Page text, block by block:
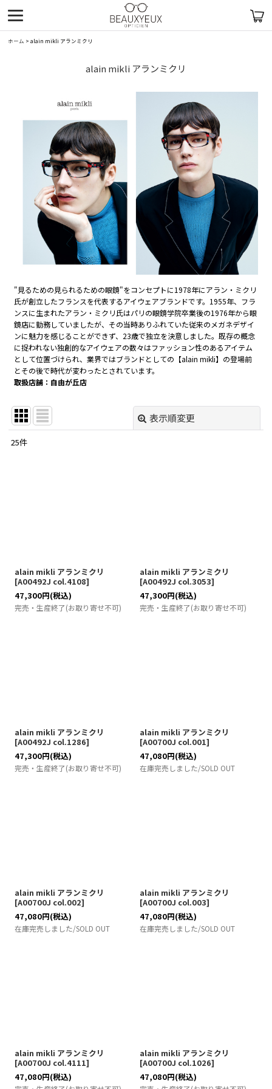
ホーム > alain mikli アランミクリ
alain mikli アランミクリ
"見るための見られるための眼鏡"をコンセプトに1978年にアラン・ミクリ
氏が創立したフランスを代表するアイウェアブランドです。1955年、フラ
ンスに生まれたアラン・ミクリ氏はパリの眼鏡学院卒業後の1976年から眼
鏡店に勤務していましたが、その当時ありふれていた従来のメガネデザイ
ンに魅力を感じることができず、23歳で独立を決意しました。既存の概念
に捉われない独創的なアイウェアの数々はファッション性のあるアイテム
として位置づけられ、業界ではブランドとしての【alain mikli】の登場前
とその後で時代が変わったとされています。
取扱店舗：自由が丘店
表示順変更
25件
alain mikli アランミクリ
[A00492J col.4108]
47,300円(税込)
完売・生産終了(お取り寄せ不可)
alain mikli アランミクリ
[A00492J col.3053]
47,300円(税込)
完売・生産終了(お取り寄せ不可)
alain mikli アランミクリ
[A00492J col.1286]
47,300円(税込)
完売・生産終了(お取り寄せ不可)
alain mikli アランミクリ
[A00700J col.001]
47,080円(税込)
在庫完売しました/SOLD OUT
alain mikli アランミクリ
[A00700J col.002]
47,080円(税込)
在庫完売しました/SOLD OUT
alain mikli アランミクリ
[A00700J col.003]
47,080円(税込)
在庫完売しました/SOLD OUT
alain mikli アランミクリ
[A00700J col.4111]
47,080円(税込)
alain mikli アランミクリ
[A00700J col.1026]
47,080円(税込)